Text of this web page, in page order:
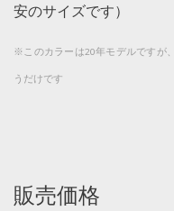
安のサイズです）
※このカラーは20年モデルですが
うだけです
販売価格